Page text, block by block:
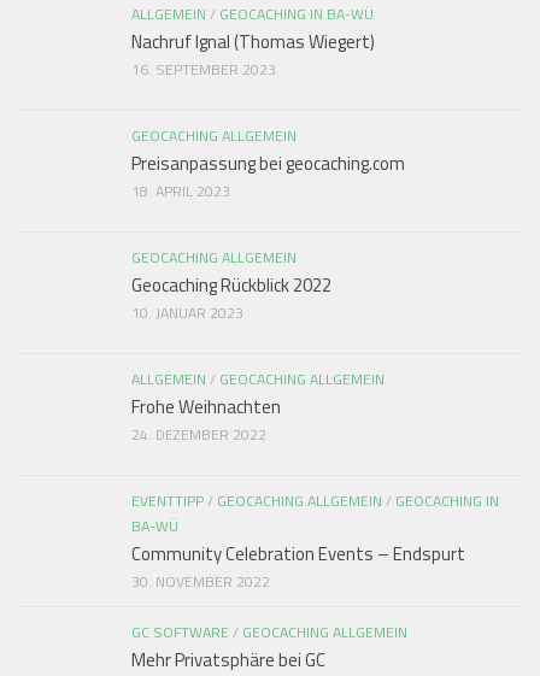
ALLGEMEIN / GEOCACHING IN BA-WÜ
Nachruf Ignal (Thomas Wiegert)
16. SEPTEMBER 2023
GEOCACHING ALLGEMEIN
Preisanpassung bei geocaching.com
18. APRIL 2023
GEOCACHING ALLGEMEIN
Geocaching Rückblick 2022
10. JANUAR 2023
ALLGEMEIN / GEOCACHING ALLGEMEIN
Frohe Weihnachten
24. DEZEMBER 2022
EVENTTIPP/ GEOCACHING ALLGEMEIN / GEOCACHING IN
BA-WÜ
Community Celebration Events – Endspurt
30. NOVEMBER 2022
GC SOFTWARE / GEOCACHING ALLGEMEIN
Mehr Privatsphäre bei GC